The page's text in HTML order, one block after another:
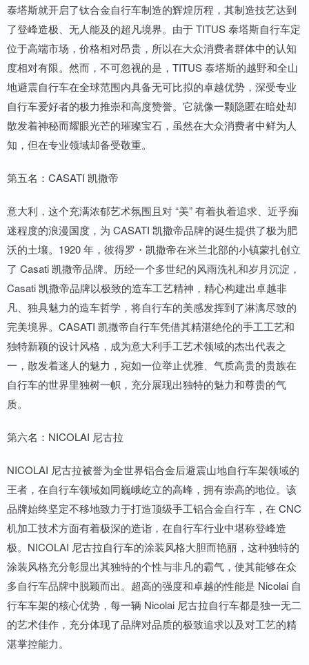
泰塔斯就开启了钛合金自行车制造的辉煌历程，其制造技艺达到
了登峰造极、无人能及的超凡境界。由于 TITUS 泰塔斯自行车定
位于高端市场，价格相对昂贵，所以在大众消费者群体中的认知
度相对有限。然而，不可忽视的是，TITUS 泰塔斯的越野和全山
地避震自行车在全球范围内具备无可比拟的卓越优势，深受专业
自行车爱好者的极力推崇和高度赞誉。它就像一颗隐匿在暗处却
散发着神秘而耀眼光芒的璀璨宝石，虽然在大众消费者中鲜为人
知，但在专业领域却备受敬重。
第五名：CASATI 凯撒帝
意大利，这个充满浓郁艺术氛围且对 “美” 有着执着追求、近乎痴
迷程度的浪漫国度，为 CASATI 凯撒帝品牌的诞生提供了极为肥
沃的土壤。1920 年，彼得罗・凯撒帝在米兰北部的小镇蒙扎创立
了 Casati 凯撒帝品牌。历经一个多世纪的风雨洗礼和岁月沉淀，
Casati 凯撒帝品牌以极致的造车工艺精神，精心构建出卓越非
凡、独具魅力的造车哲学，将自行车的美感发挥到了淋漓尽致的
完美境界。CASATI 凯撒帝自行车凭借其精湛绝伦的手工工艺和
独特新颖的设计风格，成为意大利手工艺术领域的杰出代表之
一，散发着迷人的魅力，宛如一位举止优雅、气质高贵的贵族在
自行车的世界里独树一帜，充分展现出独特的魅力和尊贵的气
质。
第六名：NICOLAI 尼古拉
NICOLAI 尼古拉被誉为全世界铝合金后避震山地自行车架领域的
王者，在自行车领域如同巍峨屹立的高峰，拥有崇高的地位。该
品牌始终坚定不移地致力于打造顶级手工铝合金自行车，在 CNC
机加工技术方面有着极深的造诣，在自行车行业中堪称登峰造
极。NICOLAI 尼古拉自行车的涂装风格大胆而艳丽，这种独特的
涂装风格充分彰显出其独特的个性与非凡的霸气，使其能够在众
多自行车品牌中脱颖而出。超高的强度和卓越的性能是 Nicolai 自
行车车架的核心优势，每一辆 Nicolai 尼古拉自行车都是独一无二
的艺术佳作，充分体现了品牌对品质的极致追求以及对工艺的精
湛掌控能力。